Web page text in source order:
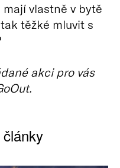
vlastně v bytě
těžké mluvit s
akci pro vás